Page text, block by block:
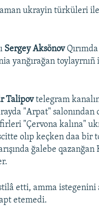
ukrayin türküleri
Sergey Aksönov
yanğırağan
Talipovtelegram
"Arpat" salonından
"Çervona kalına"
olıp keçken daa bir
ğalebe
etti, amma istegenini
etemedi.